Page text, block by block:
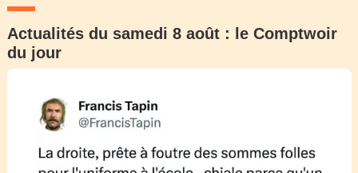
Actualités du samedi 8 août : le Comptwoir
du jour